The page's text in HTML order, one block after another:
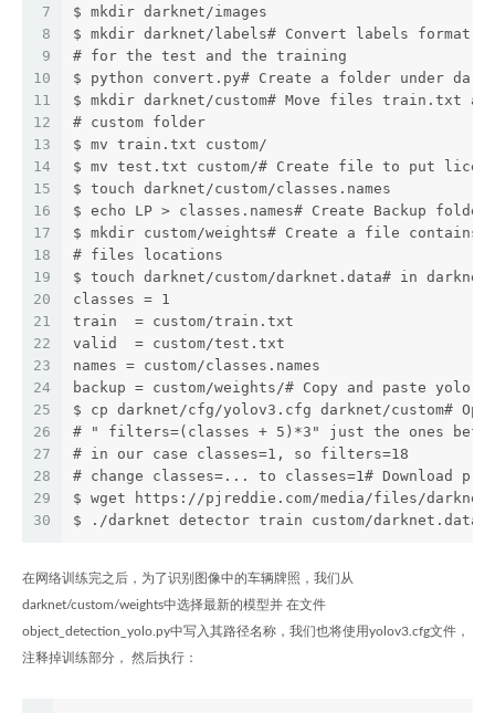
7
8
9
10
11
12
13
14
15
16
17
18
19
20
21
22
23
24
25
26
27
28
29
30
$ mkdir darknet/images
$ mkdir darknet/labels# Convert labels format
# for the test and the training
$ python convert.py# Create a folder under
$ mkdir darknet/custom# Move files train.txt
# custom folder
$ mv train.txt custom/
$ mv test.txt custom/# Create file to put
$ touch darknet/custom/classes.names
$ echo LP > classes.names# Create Backup
$ mkdir custom/weights# Create a file
# files locations
$ touch darknet/custom/darknet.data# in
classes = 1
train  = custom/train.txt
valid  = custom/test.txt
names = custom/classes.names
backup = custom/weights/# Copy and paste
$ cp darknet/cfg/yolov3.cfg darknet/custom#
# " filters=(classes + 5)*3" just the ones
# in our case classes=1, so filters=18
# change classes=... to classes=1# Download
$ wget https://pjreddie.com/media/files/
$ ./darknet detector train custom/darknet.data
在网络训练完之后，为了识别图像中的车辆牌照，我们从
darknet/custom/weights中选择最新的模型并 在文件
object_detection_yolo.py中写入其路径名称，我们也将使用yolov3.cfg文件，
注释掉训练部分， 然后执行：